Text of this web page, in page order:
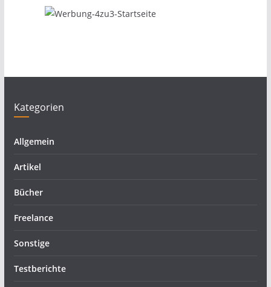
Kategorien
Allgemein
Artikel
Bücher
Freelance
Sonstige
Testberichte